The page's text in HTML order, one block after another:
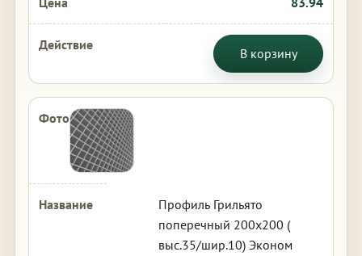
В корзину
Профиль Грильято
поперечный 200х200 (
выс.35/шир.10) Эконом